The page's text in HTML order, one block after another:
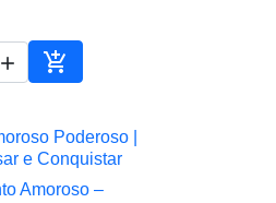
 
Adicionar ao carrinho
Amoroso –